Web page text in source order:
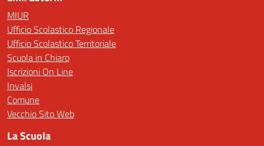
MIUR
Ufficio Scolastico Regionale
Ufficio Scolastico Territoriale
Scuola in Chiaro
Iscrizioni On Line
Invalsi
Comune
Vecchio Sito Web
La Scuola